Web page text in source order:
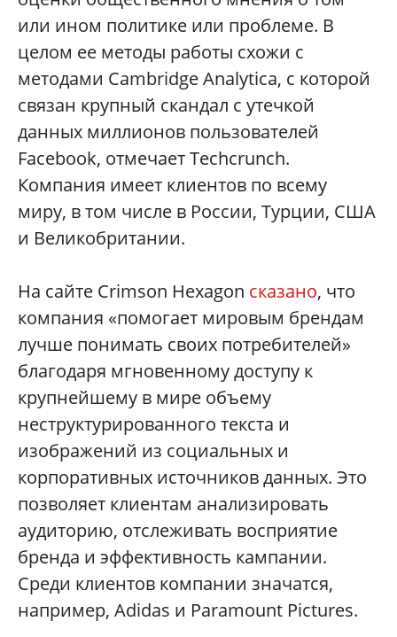
или ином политике или проблеме. В
целом ее методы работы схожи с
методами Cambridge Analytica, с которой
связан крупный скандал с утечкой
данных миллионов пользователей
Facebook, отмечает Techcrunch.
Компания имеет клиентов по всему
миру, в том числе в России, Турции, США
и Великобритании.
На сайте Crimson Hexagon сказано, что
компания «помогает мировым брендам
лучше понимать своих потребителей»
благодаря мгновенному доступу к
крупнейшему в мире объему
неструктурированного текста и
изображений из социальных и
корпоративных источников данных. Это
позволяет клиентам анализировать
аудиторию, отслеживать восприятие
бренда и эффективность кампании.
Среди клиентов компании значатся,
например, Adidas и Paramount Pictures.